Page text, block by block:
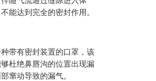
能达到完全的密封作用。
带有密封装置的口罩，该
杜绝鼻唇沟的位置出现漏
窜动导致的漏气。